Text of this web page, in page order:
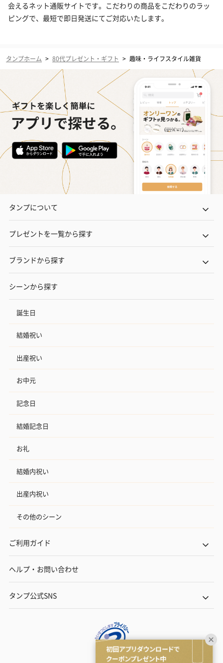
会えるネット通販サイトです。こだわりの商品をこだわりのラッ
ピングで、最短で即日発送にてご対応いたします。
タンプホーム > 80代プレゼント・ギフト > 趣味・ライフスタイル雑貨
タンプについて
プレゼントを一覧から探す
ブランドから探す
シーンから探す
誕生日
結婚祝い
出産祝い
お中元
記念日
結婚記念日
お礼
結婚内祝い
出産内祝い
その他のシーン
ご利用ガイド
ヘルプ・お問い合わせ
タンプ公式SNS